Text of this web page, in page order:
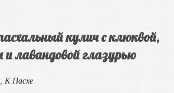
кулич с клюквой,
лавандовой глазурью
К Пасхе